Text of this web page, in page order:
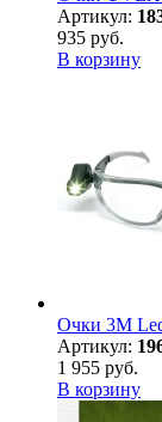
Артикул:
935 руб.
В корзину
Очки 3М
Артикул:
1 955 руб.
В корзину